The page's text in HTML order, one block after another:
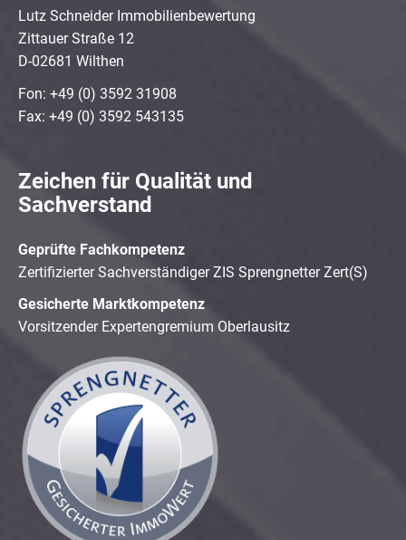
Lutz Schneider Immobilienbewertung
Zittauer Straße 12
D-02681 Wilthen
Fon: +49 (0) 3592 31908
Fax: +49 (0) 3592 543135
Zeichen für Qualität und
Sachverstand
Geprüfte Fachkompetenz
Zertifizierter Sachverständiger ZIS Sprengnetter Zert(S)
Gesicherte Marktkompetenz
Vorsitzender Expertengremium Oberlausitz